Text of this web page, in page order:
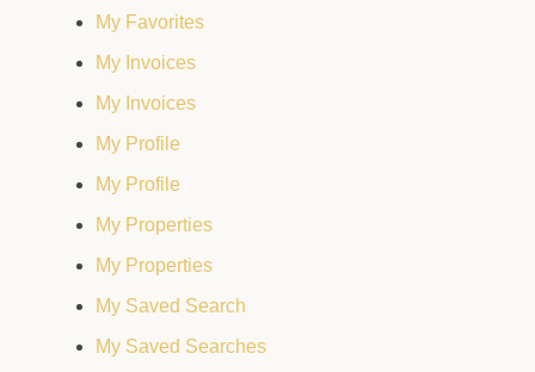
My Favorites
My Invoices
My Invoices
My Profile
My Profile
My Properties
My Properties
My Saved Search
My Saved Searches